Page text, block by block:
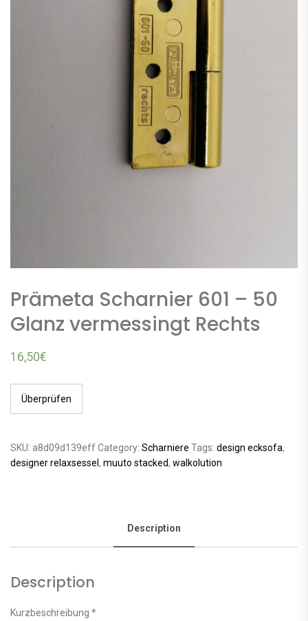
Prämeta Scharnier 601 – 50
Glanz vermessingt Rechts
16,50€
Überprüfen
SKU: a8d09d139effCategory: Scharniere Tags: design ecksofa,
designer relaxsessel , muuto stacked, walkolution
Description
Description
Kurzbeschreibung *